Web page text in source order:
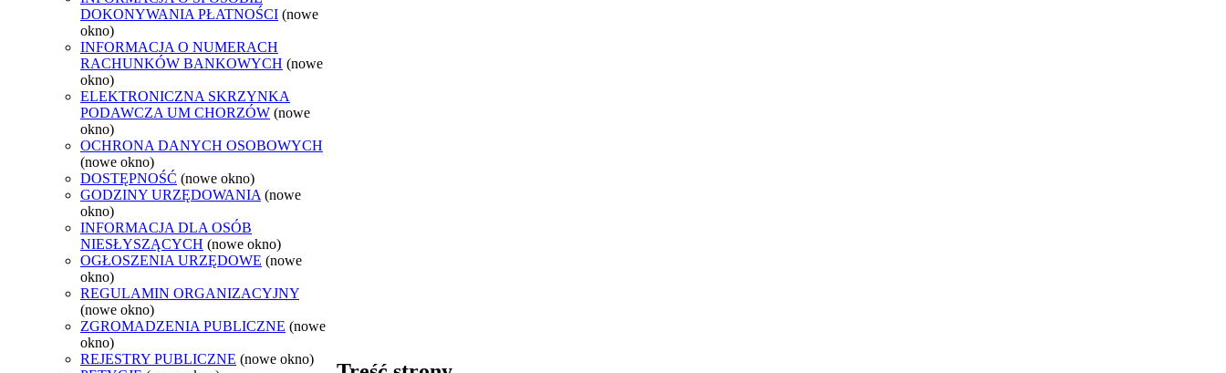
DOKONYWANIA PŁATNOŚCI (nowe
okno)
INFORMACJA O NUMERACH
RACHUNKÓW BANKOWYCH (nowe
okno)
ELEKTRONICZNA SKRZYNKA
PODAWCZA UM CHORZÓW (nowe
okno)
OCHRONA DANYCH OSOBOWYCH
(nowe okno)
DOSTĘPNOŚĆ (nowe okno)
GODZINY URZĘDOWANIA (nowe
okno)
INFORMACJA DLA OSÓB
NIESŁYSZĄCYCH (nowe okno)
OGŁOSZENIA URZĘDOWE (nowe
okno)
REGULAMIN ORGANIZACYJNY
(nowe okno)
ZGROMADZENIA PUBLICZNE (nowe
okno)
REJESTRY PUBLICZNE (nowe okno)